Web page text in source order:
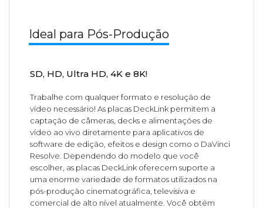
Ideal para Pós-Produção
SD, HD, Ultra HD, 4K e 8K!
Trabalhe com qualquer formato e resolução de
vídeo necessário! As placas DeckLink permitem a
captação de câmeras, decks e alimentações de
vídeo ao vivo diretamente para aplicativos de
software de edição, efeitos e design como o DaVinci
Resolve. Dependendo do modelo que você
escolher, as placas DeckLink oferecem suporte a
uma enorme variedade de formatos utilizados na
pós-produção cinematográfica, televisiva e
comercial de alto nível atualmente. Você obtém